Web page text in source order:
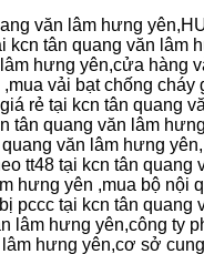
văn lâm hưng
tân quang văn
hưng yên,cửa
vải bạt chống
rẻ tại kcn tân quang
tân quang văn lâm
văn lâm hưng
tt48 tại kcn tân
hưng yên ,mua bộ
pccc tại kcn tân
lâm hưng yên,công ty
hưng yên,cơ sở